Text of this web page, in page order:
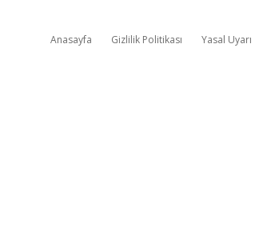
Anasayfa Gizlilik Politikası Yasal Uyarı